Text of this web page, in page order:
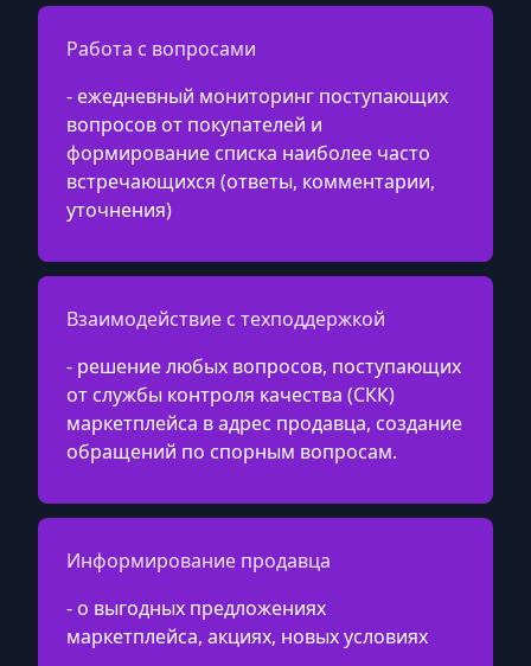
Работа с вопросами
- ежедневный мониторинг поступающих
вопросов от покупателей и
формирование списка наиболее часто
встречающихся (ответы, комментарии,
уточнения)
Взаимодействие с техподдержкой
- решение любых вопросов, поступающих
от службы контроля качества (СКК)
маркетплейса в адрес продавца, создание
обращений по спорным вопросам.
Информирование продавца
- о выгодных предложениях
маркетплейса, акциях, новых условиях